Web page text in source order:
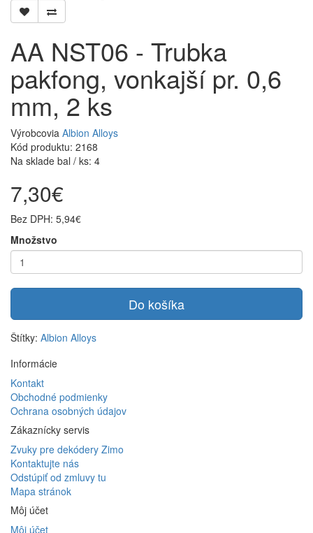
AA NST06 - Trubka
pakfong, vonkajší pr. 0,6
mm, 2 ks
Výrobcovia Albion Alloys
Kód produktu: 2168
Na sklade bal / ks: 4
7,30€
Bez DPH: 5,94€
Množstvo
Do košíka
Štítky: Albion Alloys
Informácie
Kontakt
Obchodné podmienky
Ochrana osobných údajov
Zákaznícky servis
Zvuky pre dekódery Zimo
Kontaktujte nás
Odstúpiť od zmluvy tu
Mapa stránok
Môj účet
Môj účet